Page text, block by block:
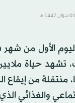
الأول من شهر
تشهد حياة
منتقلة من إيقاع
والغذائي